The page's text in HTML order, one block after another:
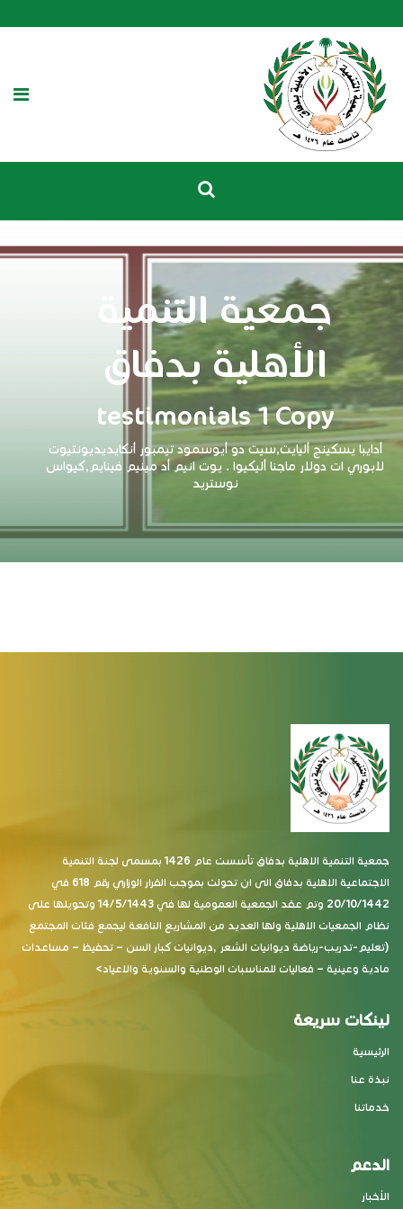
جمعية التنمية
الأهلية بدفاق
testimonials 1 Copy
أدايبا يسكينج أليايت,سيت دو أيوسمود تيمبور أنكايديديونتيوت
لابوري ات دولار ماجنا أليكيوا . يوت انيم أد مينيم فينايم,كيواس
نوستريد
جمعية التنمية الاهلية بدفاق تأسست عام 1426 بمسمى لجنة التنمية
الاجتماعية الاهلية بدفاق الى ان تحولت بموجب القرار الوزاري رقم 618 في
20/10/1442 وتم عقد الجمعية العمومية لها في 14/5/1443 وتحويلها على
نظام الجمعيات الاهلية ولها العديد من المشاريع النافعة ليجمع فئات المجتمع
(تعليم-تدريب-رياضة ديوانيات الشعر ,ديوانيات كبار السن – تحفيظ – مساعدات
مادية وعينية – فعاليات للمناسبات الوطنية والسنوية والاعياد>
لينكات سريعة
الرئيسية
نبذة عنا
خدماتنا
الدعم
الأخبار